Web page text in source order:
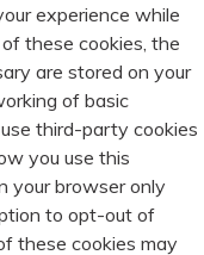
experience while
these cookies, the
are stored on your
of basic
third-party cookies
you use this
your browser only
to opt-out of
these cookies may